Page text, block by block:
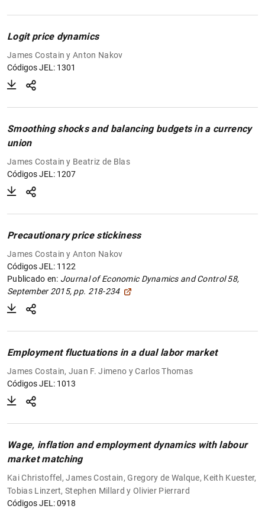
Logit price dynamics
James Costain y Anton Nakov
Códigos JEL: 1301
Smoothing shocks and balancing budgets in a currency
union
James Costain y Beatriz de Blas
Códigos JEL: 1207
Precautionary price stickiness
James Costain y Anton Nakov
Códigos JEL: 1122
Publicado en: Journal of Economic Dynamics and Control 58,
September 2015, pp. 218-234
Employment fluctuations in a dual labor market
James Costain, Juan F. Jimeno y Carlos Thomas
Códigos JEL: 1013
Wage, inflation and employment dynamics with labour
market matching
Kai Christoffel, James Costain, Gregory de Walque, Keith Kuester,
Tobias Linzert, Stephen Millard y Olivier Pierrard
Códigos JEL: 0918